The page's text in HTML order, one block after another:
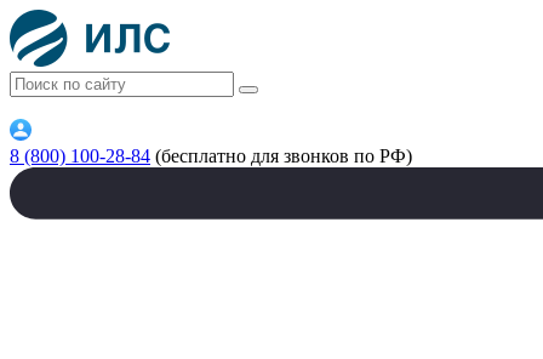
8 (800) 100-28-84 (бесплатно для звонков по РФ)